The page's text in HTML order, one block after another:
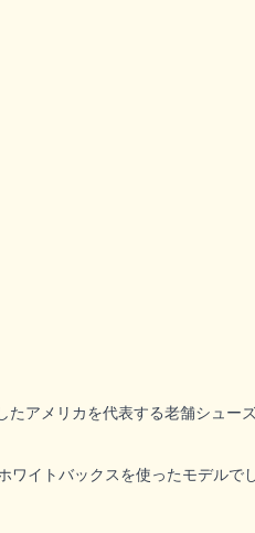
アメリカを代表する老舗シュー
ワイトバックスを使ったモデルで